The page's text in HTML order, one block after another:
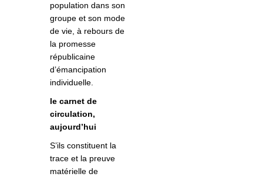
population dans son
groupe et son mode
de vie, à rebours de
la promesse
républicaine
d’émancipation
individuelle.
le carnet de
circulation,
aujourd’hui
S’ils constituent la
trace et la preuve
matérielle de